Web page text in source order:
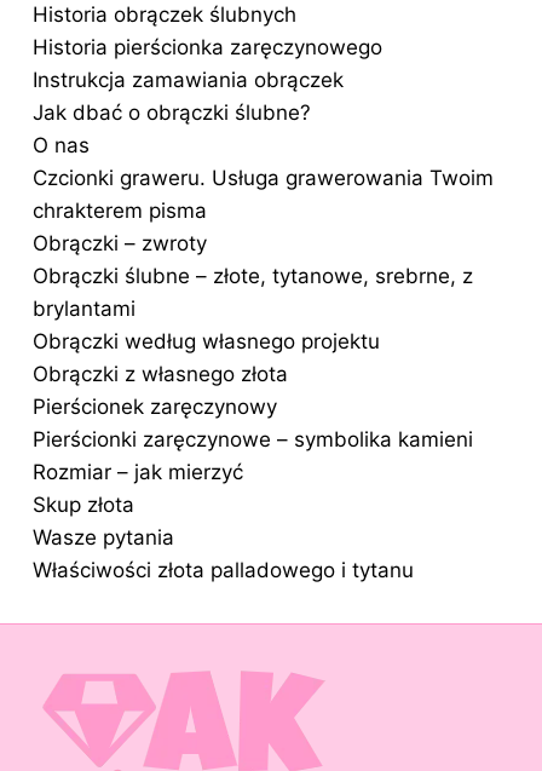
Historia obrączek ślubnych
Historia pierścionka zaręczynowego
Instrukcja zamawiania obrączek
Jak dbać o obrączki ślubne?
O nas
Czcionki graweru. Usługa grawerowania Twoim
chrakterem pisma
Obrączki – zwroty
Obrączki ślubne – złote, tytanowe, srebrne, z
brylantami
Obrączki według własnego projektu
Obrączki z własnego złota
Pierścionek zaręczynowy
Pierścionki zaręczynowe – symbolika kamieni
Rozmiar – jak mierzyć
Skup złota
Wasze pytania
Właściwości złota palladowego i tytanu